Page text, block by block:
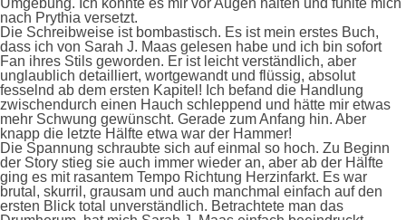
Umgebung. Ich könnte es mir vor Augen halten und fühlte mich
nach Prythia versetzt.
Die Schreibweise ist bombastisch. Es ist mein erstes Buch,
dass ich von Sarah J. Maas gelesen habe und ich bin sofort
Fan ihres Stils geworden. Er ist leicht verständlich, aber
unglaublich detailliert, wortgewandt und flüssig, absolut
fesselnd ab dem ersten Kapitel! Ich befand die Handlung
zwischendurch einen Hauch schleppend und hätte mir etwas
mehr Schwung gewünscht. Gerade zum Anfang hin. Aber
knapp die letzte Hälfte etwa war der Hammer!
Die Spannung schraubte sich auf einmal so hoch. Zu Beginn
der Story stieg sie auch immer wieder an, aber ab der Hälfte
ging es mit rasantem Tempo Richtung Herzinfarkt. Es war
brutal, skurril, grausam und auch manchmal einfach auf den
ersten Blick total unverständlich. Betrachtete man das